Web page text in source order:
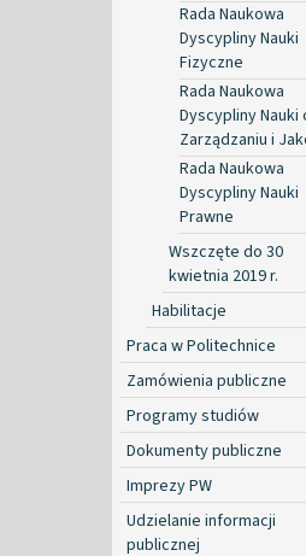
Rada Naukowa
Dyscypliny Nauki
Fizyczne
Rada Naukowa
Dyscypliny Nauki
Zarządzaniu i
Rada Naukowa
Dyscypliny Nauki
Prawne
Wszczęte do 30
kwietnia 2019 r.
Habilitacje
Praca w Politechnice
Zamówienia publiczne
Programy studiów
Dokumenty publiczne
Imprezy PW
Udzielanie informacji
publicznej